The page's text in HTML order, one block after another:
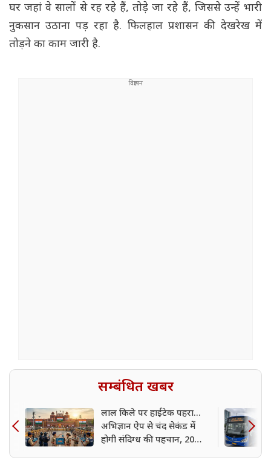
घर जहां वे सालों से रह रहे हैं, तोड़े जा रहे हैं, जिससे उन्हें भारी
नुकसान उठाना पड़ रहा है. फिलहाल प्रशासन की देखरेख में
तोड़ने का काम जारी है.
सम्बंधित खबर
लाल किले पर हाईटेक पहरा...
अभिज्ञान ऐप से चंद सेकंड में
होगी संदिग्ध की पहचान, 20